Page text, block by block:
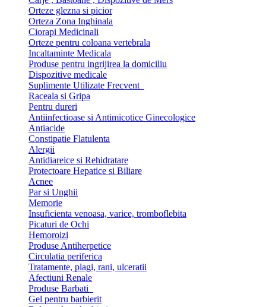
Orteze glezna si picior
Orteza Zona Inghinala
Ciorapi Medicinali
Orteze pentru coloana vertebrala
Incaltaminte Medicala
Produse pentru ingrijirea la domiciliu
Dispozitive medicale
Suplimente Utilizate Frecvent
Raceala si Gripa
Pentru dureri
Antiinfectioase si Antimicotice Ginecologice
Antiacide
Constipatie Flatulenta
Alergii
Antidiareice si Rehidratare
Protectoare Hepatice si Biliare
Acnee
Par si Unghii
Memorie
Insuficienta venoasa, varice, tromboflebita
Picaturi de Ochi
Hemoroizi
Produse Antiherpetice
Circulatia periferica
Tratamente, plagi, rani, ulceratii
Afectiuni Renale
Produse Barbati
Gel pentru barbierit